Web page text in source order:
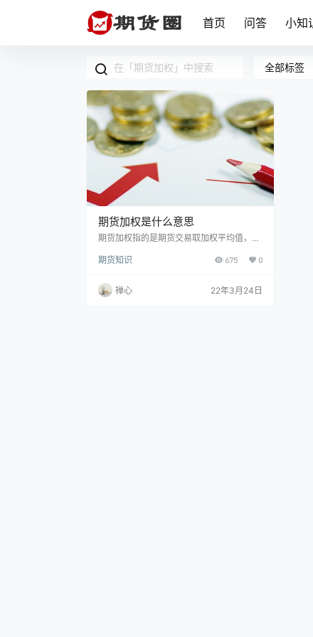
首页 问答 小知
全部标签
期货加权是什么意思
期货加权指的是期货交易取加权平均值，比
货交易取加权平均值。期货中IF加权代表多
约简称，IF的意思是沪深300指数为合约标
的的期货。十债加权是指10年期国债期的加
期货知识 675 0
禅心 22年3月24日